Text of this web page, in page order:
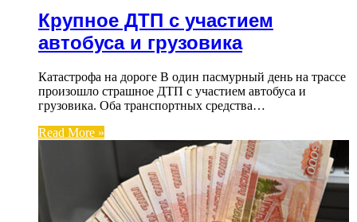
Крупное ДТП с участием
автобуса и грузовика
Катастрофа на дороге В один пасмурный день на трассе
произошло страшное ДТП с участием автобуса и
грузовика. Оба транспортных средства…
Read More »